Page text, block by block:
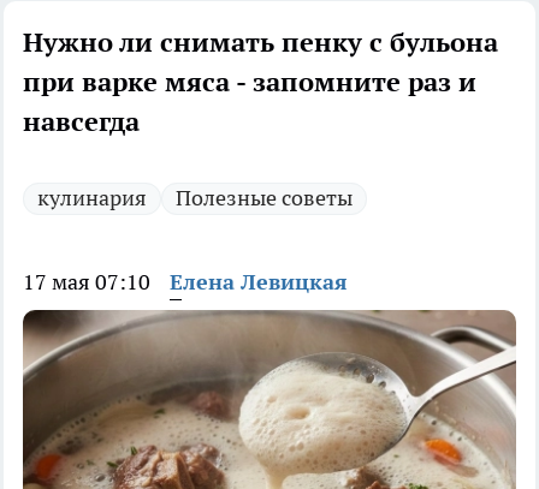
Нужно ли снимать пенку с бульона
при варке мяса - запомните раз и
навсегда
кулинария Полезные советы
17 мая 07:10 Елена Левицкая